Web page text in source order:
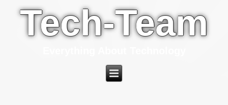
Tech-Team